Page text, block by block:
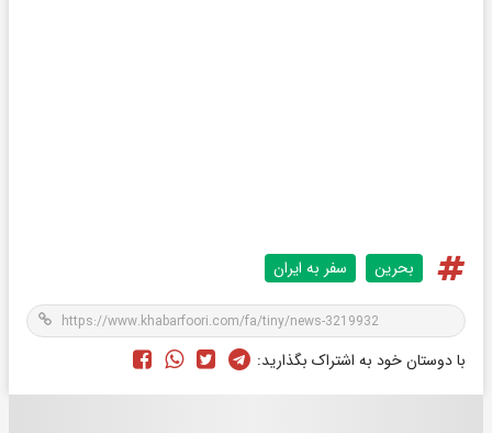
بحرین سفر به ایران
با دوستان خود به اشتراک بگذارید: